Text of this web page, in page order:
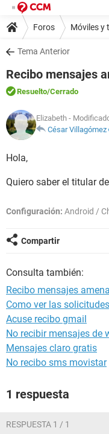
Foros Móviles y
Tema Anterior
Recibo mensajes
Resuelto/Cerrado
Elizabeth -
César Villagómez
Hola,
Quiero saber el titular
Configuración: Android /
Compartir
Consulta también:
Recibo mensajes
Como ver las
Acuse recibo gmail
No recibir mensajes de
Mensajes claro gratis
No recibo sms movistar
1 respuesta
RESPUESTA 1 / 1